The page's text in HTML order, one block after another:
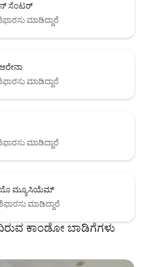
ಸೆಂಟರ್
ಮಾಡಿದ್ದಾರೆ
ಮಾಡಿದ್ದಾರೆ
ಮಾಡಿದ್ದಾರೆ
ಮ್ಯೂಸಿಯೆಮ್
ಮಾಡಿದ್ದಾರೆ
ಕಾಂಡೋ ಬಾಡಿಗೆಗಳು